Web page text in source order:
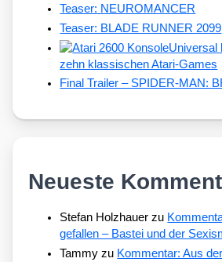
Teaser: NEUROMANCER
Teaser: BLADE RUNNER 2099
Universal
zehn klassischen Atari-Games
Final Trailer – SPIDER-MAN:
Neueste
Stefan Holzhauer zu
gefallen – Bastei und der
Tammy zu Kommentar: Aus